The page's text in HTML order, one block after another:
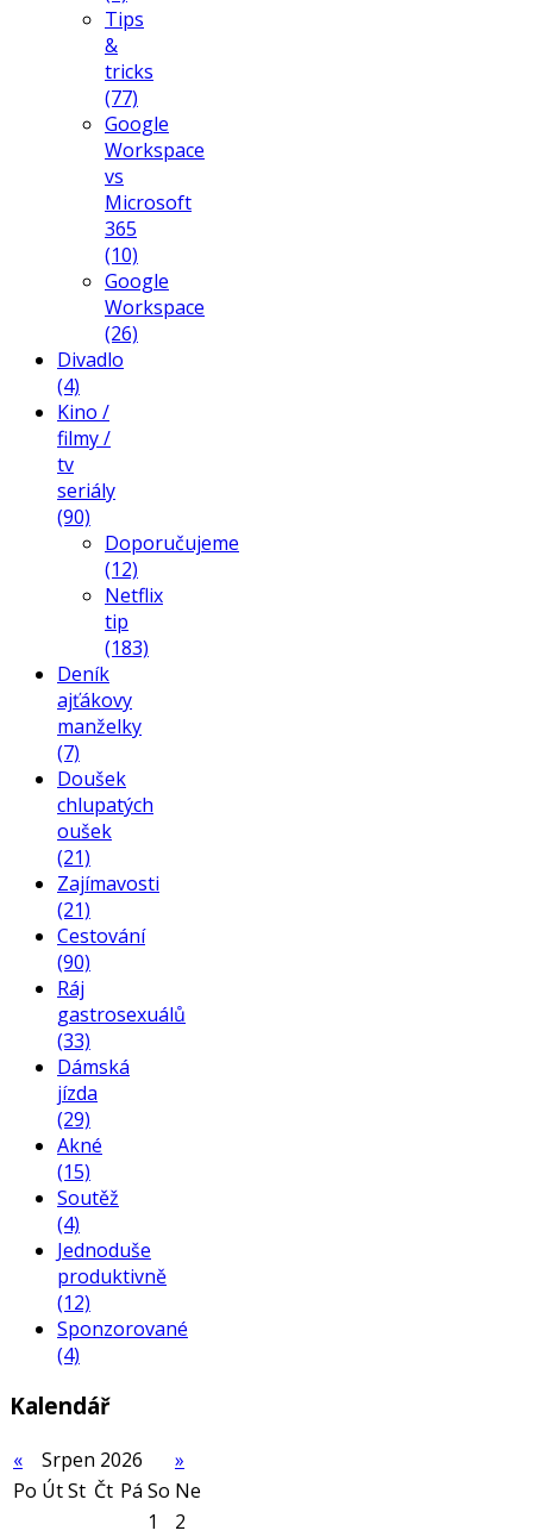
Tips
&
tricks
(77)
Google
Workspace
vs
Microsoft
365
(10)
Google
Workspace
(26)
Divadlo
(4)
Kino /
filmy /
tv
seriály
(90)
Doporučujeme
(12)
Netflix
tip
(183)
Deník
ajťákovy
manželky
(7)
Doušek
chlupatých
oušek
(21)
Zajímavosti
(21)
Cestování
(90)
Ráj
gastrosexuálů
(33)
Dámská
jízda
(29)
Akné
(15)
Soutěž
(4)
Jednoduše
produktivně
(12)
Sponzorované
(4)
Kalendář
« Srpen 2026
»
Po ÚtSt Čt Pá So Ne
1
2